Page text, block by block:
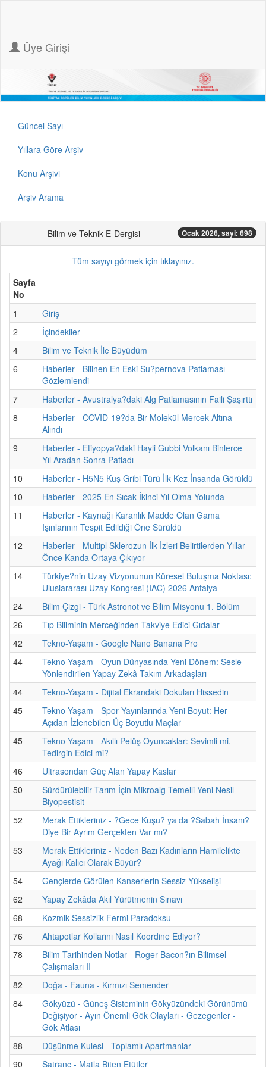
Üye Girişi
Güncel Sayı
Yıllara Göre Arşiv
Konu Arşivi
Arşiv Arama
Bilim ve Teknik E-Dergisi Ocak 2026, sayi: 698
Tüm sayıyı görmek için tıklayınız.
Sayfa
No
1
Giriş
2
İçindekiler
4
Bilim ve Teknik İle Büyüdüm
6
Haberler - Bilinen En Eski Su?pernova Patlaması
Gözlemlendi
7
Haberler - Avustralya?daki Alg Patlamasının Faili Şaşırttı
8
Haberler - COVID-19?da Bir Molekül Mercek Altına
Alındı
9
Haberler - Etiyopya?daki Hayli Gubbi Volkanı Binlerce
Yıl Aradan Sonra Patladı
10
Haberler - H5N5 Kuş Gribi Türü İlk Kez İnsanda Görüldü
10
Haberler - 2025 En Sıcak İkinci Yıl Olma Yolunda
11
Haberler - Kaynağı Karanlık Madde Olan Gama
Işınlarının Tespit Edildiği Öne Sürüldü
12
Haberler - Multipl Sklerozun İlk İzleri Belirtilerden Yıllar
Önce Kanda Ortaya Çıkıyor
14
Türkiye?nin Uzay Vizyonunun Küresel Buluşma Noktası:
Uluslararası Uzay Kongresi (IAC) 2026 Antalya
24
Bilim Çizgi - Türk Astronot ve Bilim Misyonu 1. Bölüm
26
Tıp Biliminin Merceğinden Takviye Edici Gıdalar
42
Tekno-Yaşam - Google Nano Banana Pro
44
Tekno-Yaşam - Oyun Dünyasında Yeni Dönem: Sesle
Yönlendirilen Yapay Zekâ Takım Arkadaşları
44
Tekno-Yaşam - Dijital Ekrandaki Dokuları Hissedin
45
Tekno-Yaşam - Spor Yayınlarında Yeni Boyut: Her
Açıdan İzlenebilen Üç Boyutlu Maçlar
45
Tekno-Yaşam - Akıllı Pelüş Oyuncaklar: Sevimli mi,
Tedirgin Edici mi?
46
Ultrasondan Güç Alan Yapay Kaslar
50
Sürdürülebilir Tarım İçin Mikroalg Temelli Yeni Nesil
Biyopestisit
52
Merak Ettikleriniz - ?Gece Kuşu? ya da ?Sabah İnsanı?
Diye Bir Ayrım Gerçekten Var mı?
53
Merak Ettikleriniz - Neden Bazı Kadınların Hamilelikte
Ayağı Kalıcı Olarak Büyür?
54
Gençlerde Görülen Kanserlerin Sessiz Yükselişi
62
Yapay Zekâda Akıl Yürütmenin Sınavı
68
Kozmik Sessizlik-Fermi Paradoksu
76
Ahtapotlar Kollarını Nasıl Koordine Ediyor?
78
Bilim Tarihinden Notlar - Roger Bacon?ın Bilimsel
Çalışmaları II
82
Doğa - Fauna - Kırmızı Semender
84
Gökyüzü - Güneş Sisteminin Gökyüzündeki Görünümü
Değişiyor - Ayın Önemli Gök Olayları - Gezegenler -
Gök Atlası
88
Düşünme Kulesi - Toplamlı Apartmanlar
90
Satranç - Matla Biten Etütler